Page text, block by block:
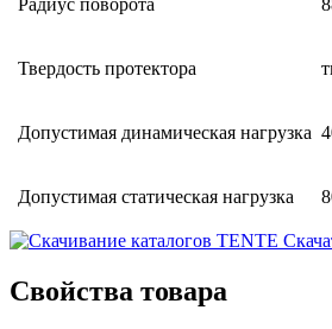
Твердость протектора
Допустимая динамическая нагрузка
Допустимая статическая нагрузка
Свойства товара